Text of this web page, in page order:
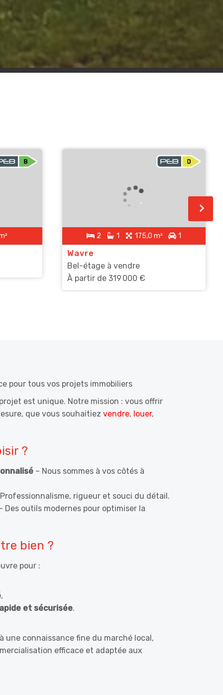
2 1 175,0 m² 1
Wavre
Bel-étage à vendre
À partir de 319 000 €
pour tous vos projets immobiliers
est unique. Notre mission : vous offrir
que vous souhaitiez vendre, louer,
?
– Nous sommes à vos côtés à
rigueur et souci du détail.
Des outils modernes pour optimiser la
bien ?
pour :
,
et sécurisée.
une connaissance fine du marché local,
efficace et adaptée aux